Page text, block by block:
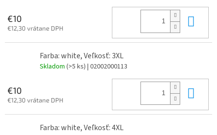
€10
€12,30 vrátane DPH
Farba: white, Veľkosť: 3XL
Skladom (>5 ks) | 02002000113
€10
€12,30 vrátane DPH
Farba: white, Veľkosť: 4XL